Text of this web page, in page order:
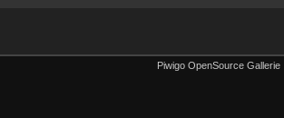
Piwigo OpenSource Gallerie